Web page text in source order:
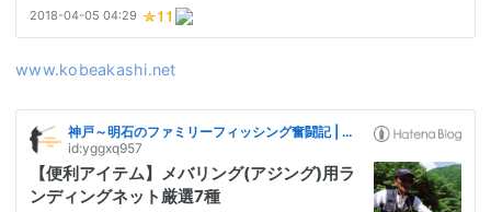
www.kobeakashi.net